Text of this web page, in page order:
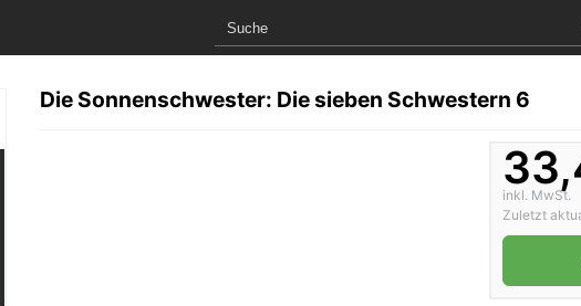
Die Sonnenschwester: Die sieben Schwestern 6
inkl. MwSt.
Zuletzt